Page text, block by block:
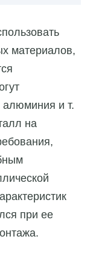
материалов,
алюминия и т.
на
при ее